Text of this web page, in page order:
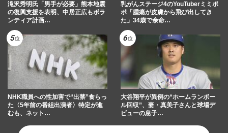
滝沢秀明氏「男手が必要」熊本地震
の復興支援を表明、中居正広もボラ
ンティア計画…
乳がんステージ4のYouTuberミミポ
ポ「腫瘍が皮膚から飛び出してき
た」34歳で余命…
NHK職員への性加害で“出禁”食らっ
た〈5年前の番組出演者〉特定が進
むも、ネット…
大谷翔平が異例の“ホームランボー
ル回収”、妻・真美子さんと球場デ
ビューの息子…